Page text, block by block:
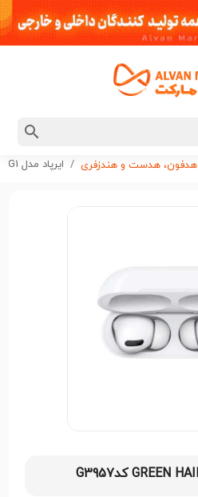
هدفون، هدست و هندزفری ایرپاد مدل GREEN HAIR BUDS 2 G1 کدG3957